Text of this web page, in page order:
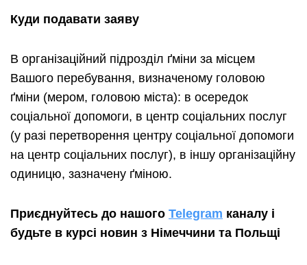
Куди подавати заяву
В організаційний підрозділ ґміни за місцем
Вашого перебування, визначеному головою
ґміни (мером, головою міста): в осередок
соціальної допомоги, в центр соціальних послуг
(у разі перетворення центру соціальної допомоги
на центр соціальних послуг), в іншу організаційну
одиницю, зазначену ґміною.
Приєднуйтесь до нашого Telegram каналу і
будьте в курсі новин з Німеччини та Польщі